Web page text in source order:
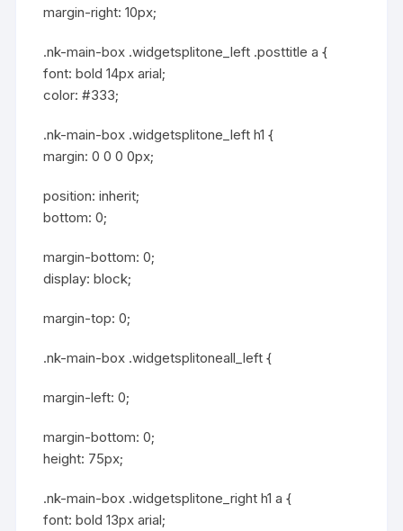
margin-right: 10px;
.nk-main-box .widgetsplitone_left .posttitle a {
font: bold 14px arial;
color: #333;
.nk-main-box .widgetsplitone_left h1 {
margin: 0 0 0 0px;
position: inherit;
bottom: 0;
margin-bottom: 0;
display: block;
margin-top: 0;
.nk-main-box .widgetsplitoneall_left {
margin-left: 0;
margin-bottom: 0;
height: 75px;
.nk-main-box .widgetsplitone_right h1 a {
font: bold 13px arial;